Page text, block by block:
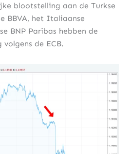
blootstelling aan de Turkse
BBVA, het Italiaanse
BNP Paribas hebben de
de ECB.